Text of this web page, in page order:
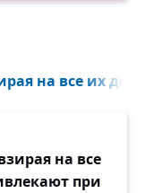
на все их
на все
при